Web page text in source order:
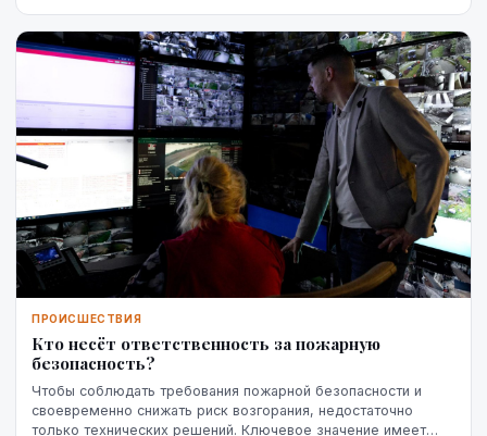
ПРОИСШЕСТВИЯ
Кто несёт ответственность за пожарную
безопасность?
Чтобы соблюдать требования пожарной безопасности и
своевременно снижать риск возгорания, недостаточно
только технических решений. Ключевое значение имеет